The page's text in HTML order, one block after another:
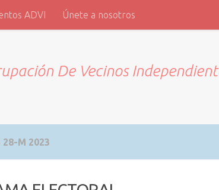
ADVI Únete a nosotros
De Vecinos
28-M 2023